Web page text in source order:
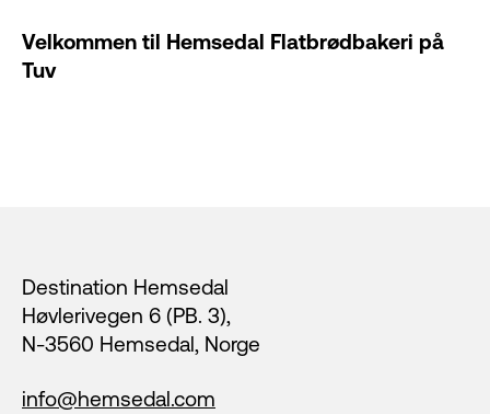
Velkommen til Hemsedal Flatbrødbakeri på
Tuv
Destination Hemsedal
Høvlerivegen 6 (PB. 3),
N-3560 Hemsedal, Norge
info@hemsedal.com